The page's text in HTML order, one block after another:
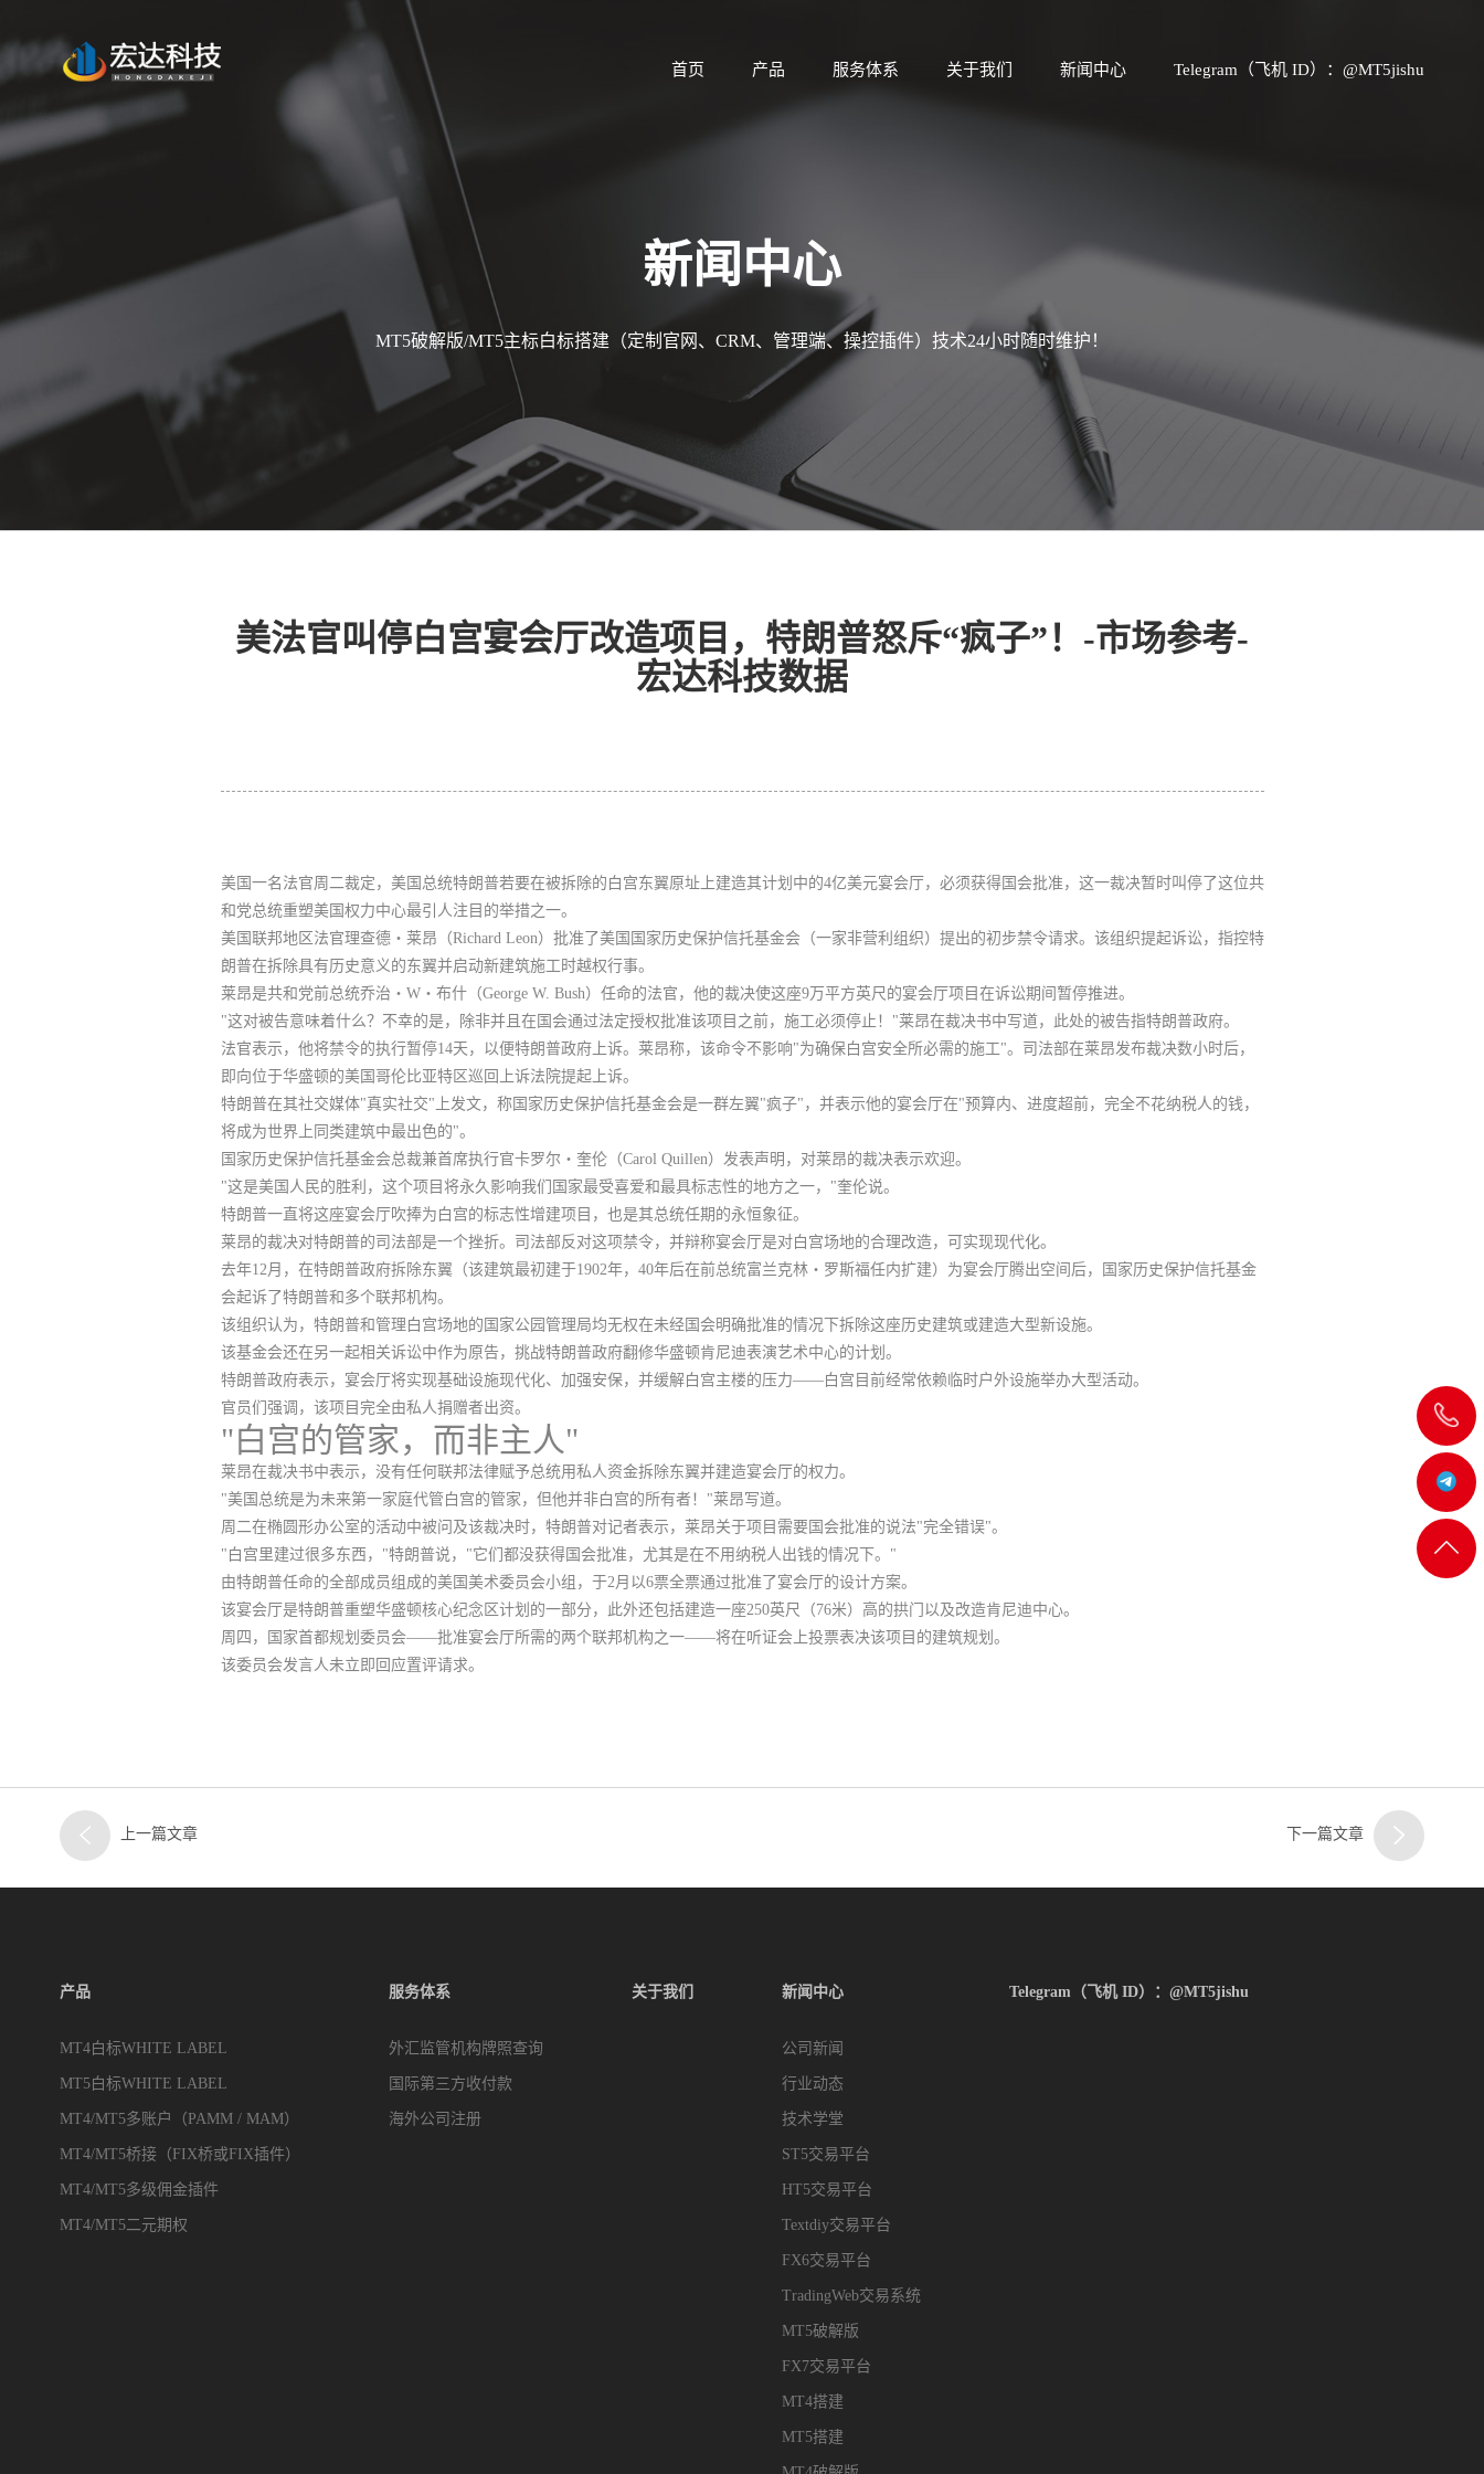
首页 产品 服务体系 关于我们 新闻中心 Telegram（飞机 ID）：@MT5jishu
飞
机
客服
返回
新闻中心
MT5破解版/MT5主标白标搭建（定制官网、CRM、管理端、操控插件）技术24小时随时维护！
美法官叫停白宫宴会厅改造项目，特朗普怒斥“疯子”！-市场参考-
宏达科技数据
美国一名法官周二裁定，美国总统特朗普若要在被拆除的白宫东翼原址上建造其计划中的4亿美元宴会厅，必须获得国会批准，这一裁决暂时叫停了这位共
和党总统重塑美国权力中心最引人注目的举措之一。
美国联邦地区法官理查德・莱昂（Richard Leon）批准了美国国家历史保护信托基金会（一家非营利组织）提出的初步禁令请求。该组织提起诉讼，指控特
朗普在拆除具有历史意义的东翼并启动新建筑施工时越权行事。
莱昂是共和党前总统乔治・W・布什（George W. Bush）任命的法官，他的裁决使这座9万平方英尺的宴会厅项目在诉讼期间暂停推进。
"这对被告意味着什么？不幸的是，
除非并且在国会通过法定授权批准该项目之前，施工必须停止 ！"莱昂在裁决书中写道，此处的被告指特朗普政府。
法官表示，他将禁令的执行暂停14天，以便特朗普政府上诉。莱昂称，该命令不影响"为确保白宫安全所必需的施工"。 司法部在莱昂发布裁决数小时后，
即向位于华盛顿的美国哥伦比亚特区巡回上诉法院提起上诉。
特朗普在其社交媒体"真实社交"上发文，称国家历史保护信托基金会是一群左翼"疯子" ，并表示他的宴会厅在"预算内、进度超前，完全不花纳税人的钱，
将成为世界上同类建筑中最出色的"。
国家历史保护信托基金会总裁兼首席执行官卡罗尔・奎伦（Carol Quillen）发表声明，对莱昂的裁决表示欢迎。
"这是美国人民的胜利，这个项目将永久影响我们国家最受喜爱和最具标志性的地方之一，"奎伦说。
特朗普一直将这座宴会厅吹捧为白宫的标志性增建项目，也是其总统任期的永恒象征。
莱昂的裁决对特朗普的司法部是一个挫折。司法部反对这项禁令，并辩称宴会厅是对白宫场地的合理改造，可实现现代化。
去年12月，在特朗普政府拆除东翼（该建筑最初建于1902年，40年后在前总统富兰克林・罗斯福任内扩建）为宴会厅腾出空间后，国家历史保护信托基金
会起诉了特朗普和多个联邦机构。
该组织认为，特朗普和管理白宫场地的国家公园管理局均无权在未经国会明确批准的情况下拆除这座历史建筑或建造大型新设施。
该基金会还在另一起相关诉讼中作为原告，挑战特朗普政府翻修华盛顿肯尼迪表演艺术中心的计划。
特朗普政府表示，宴会厅将实现基础设施现代化、加强安保，并缓解白宫主楼的压力——白宫目前经常依赖临时户外设施举办大型活动。
官员们强调，该项目完全由私人捐赠者出资。
"白宫的管家，而非主人"
莱昂在裁决书中表示，没有任何联邦法律赋予总统用私人资金拆除东翼并建造宴会厅的权力。
"美国总统是为未来第一家庭代管白宫的管家，但他并非白宫的所有者！"莱昂写道。
周二在椭圆形办公室的活动中被问及该裁决时，特朗普对记者表示，莱昂关于项目需要国会批准的说法"完全错误"。
"白宫里建过很多东西，"特朗普说，"它们都没获得国会批准，尤其是在不用纳税人出钱的情况下。"
由特朗普任命的全部成员组成的美国美术委员会小组，于2月以6票全票通过批准了宴会厅的设计方案。
该宴会厅是特朗普重塑华盛顿核心纪念区计划的一部分，此外还包括建造一座250英尺（76米）高的拱门以及改造肯尼迪中心。
周四，国家首都规划委员会——批准宴会厅所需的两个联邦机构之一——将在听证会上投票表决该项目的建筑规划。
该委员会发言人未立即回应置评请求。
上一篇文章 下一篇文章
产品
MT4白标WHITE LABEL
MT5白标WHITE LABEL
MT4/MT5多账户（PAMM / MAM）
MT4/MT5桥接（FIX桥或FIX插件）
MT4/MT5多级佣金插件
MT4/MT5二元期权
服务体系
外汇监管机构牌照查询
国际第三方收付款
海外公司注册
关于我们 新闻中心
公司新闻
行业动态
技术学堂
ST5交易平台
HT5交易平台
Textdiy交易平台
FX6交易平台
TradingWeb交易系统
MT5破解版
FX7交易平台
MT4搭建
MT5搭建
Telegram（飞机 ID）：@MT5jishu